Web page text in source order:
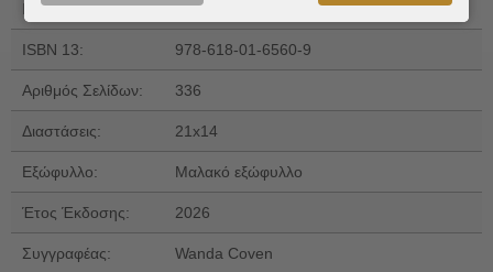
Εκδόσεις: Ψυχογιός
ISBN 13: 978-618-01-6560-9
Αριθμός Σελίδων: 336
Διαστάσεις: 21x14
Εξώφυλλο: Μαλακό εξώφυλλο
Έτος Έκδοσης: 2026
Συγγραφέας: Wanda Coven